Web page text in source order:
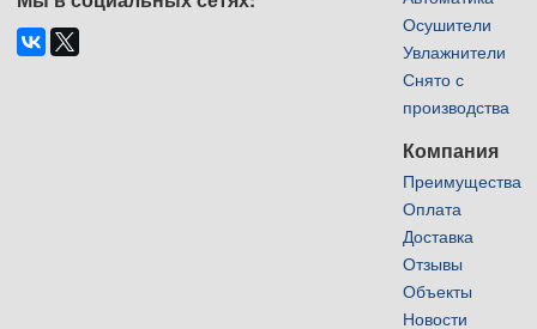
Осушители
Увлажнители
Снято с
производства
Компания
Преимущества
Оплата
Доставка
Отзывы
Объекты
Новости